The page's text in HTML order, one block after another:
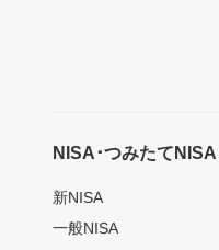
NISA･つみたてNISA
新NISA
一般NISA